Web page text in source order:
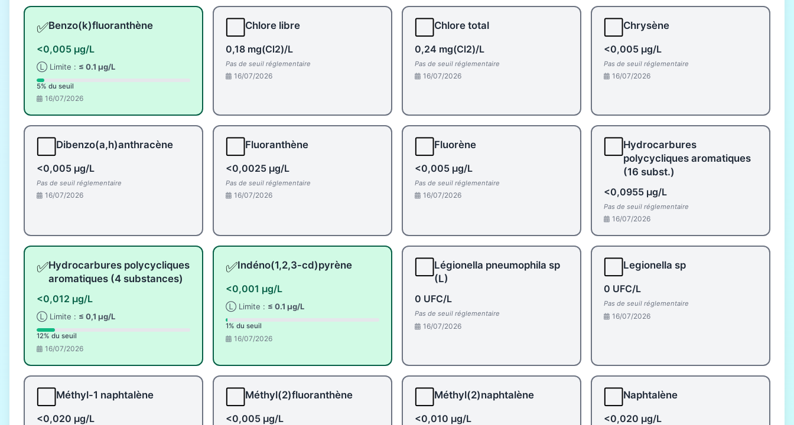
✅Benzo(k)fluoranthène
<0,005 µg/L
Ⓛ Limite : ≤ 0.1 µg/L
5% du seuil
16/07/2026
Chlore libre
0,18 mg(Cl2)/L
Pas de seuil réglementaire
16/07/2026
Chlore total
0,24 mg(Cl2)/L
Pas de seuil réglementaire
16/07/2026
Chrysène
<0,005 µg/L
Pas de seuil réglementaire
16/07/2026
Dibenzo(a,h)anthracène
<0,005 µg/L
Pas de seuil réglementaire
16/07/2026
Fluoranthène
<0,0025 µg/L
Pas de seuil réglementaire
16/07/2026
Fluorène
<0,005 µg/L
Pas de seuil réglementaire
16/07/2026
Hydrocarbures
polycycliques aromatiques
(16 subst.)
<0,0955 µg/L
Pas de seuil réglementaire
16/07/2026
✅Hydrocarbures polycycliques
aromatiques (4 substances)
<0,012 µg/L
Ⓛ Limite : ≤ 0,1 µg/L
12% du seuil
16/07/2026
✅Indéno(1,2,3-cd)pyrène
<0,001 µg/L
Ⓛ Limite : ≤ 0.1 µg/L
1% du seuil
16/07/2026
Légionella pneumophila sp
(L)
0 UFC/L
Pas de seuil réglementaire
16/07/2026
Legionella sp
0 UFC/L
Pas de seuil réglementaire
16/07/2026
Méthyl-1 naphtalène
<0,020 µg/L
Méthyl(2)fluoranthène
<0,005 µg/L
Méthyl(2)naphtalène
<0,010 µg/L
Naphtalène
<0,020 µg/L